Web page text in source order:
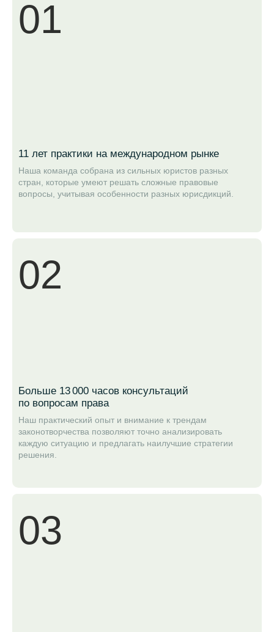
Наша команда собрана из сильных юристов разных
стран, которые умеют решать сложные правовые
вопросы, учитывая особенности разных юрисдикций.
11 лет практики на международном рынке
Наш практический опыт и внимание к трендам
законотворчества позволяют точно анализировать
каждую ситуацию и предлагать наилучшие стратегии
решения.
Больше 13 000 часов консультаций
по вопросам права
01
02
03